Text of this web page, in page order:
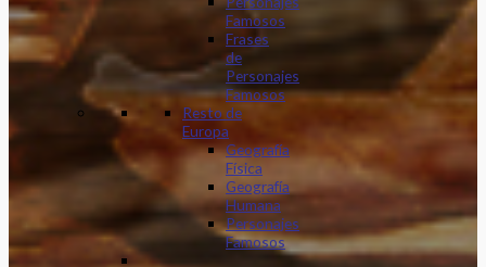
Famosos
Frases
de
Personajes
Famosos
Resto de
Europa
Geografía
Física
Geografía
Humana
Personajes
Famosos